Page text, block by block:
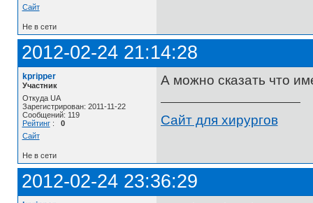
Сайт
Не в сети
2012-02-24 21:14:28
kpripper
Участник
Откуда UA
Зарегистрирован: 2011-11-22
Сообщений: 119
Рейтинг: 0
Сайт
А можно сказать что
Сайт для хирургов
Не в сети
2012-02-24 23:36:29